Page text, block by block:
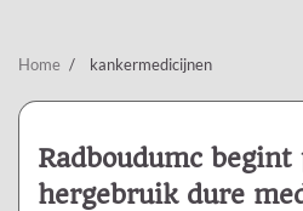
Home kankermedicijnen
Radboudumc
hergebruik dure